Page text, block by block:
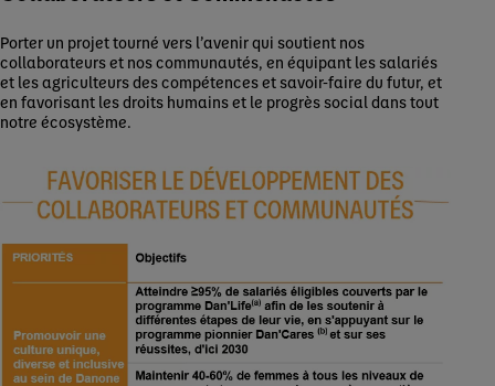
Porter un projet tourné vers l’avenir qui soutient nos
collaborateurs et nos communautés, en équipant les salariés
et les agriculteurs des compétences et savoir-faire du futur, et
en favorisant les droits humains et le progrès social dans tout
notre écosystème.